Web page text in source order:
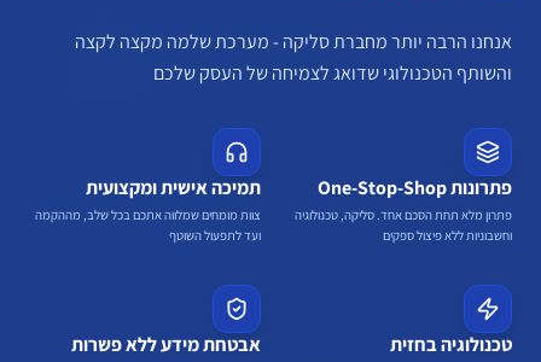
אנחנו הרבה יותר מחברת סליקה - מערכת שלמה מקצה לקצה
והשותף הטכנולוגי שדואג לצמיחה של העסק שלכם
פתרונות One-Stop-Shop
פתרון מלא תחת הסכם אחד. סליקה, טכנולוגיה
וחשבוניות ללא פיצול ספקים
תמיכה אישית ומקצועית
צוות מומחים שמלווה אתכם בכל שלב, מההקמה
ועד לתפעול השוטף
טכנולוגיה בחזית אבטחת מידע ללא פשרות